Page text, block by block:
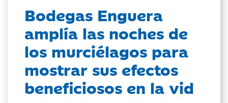
Bodegas Enguera
amplía las noches de
los murciélagos para
mostrar sus efectos
beneficiosos en la vid